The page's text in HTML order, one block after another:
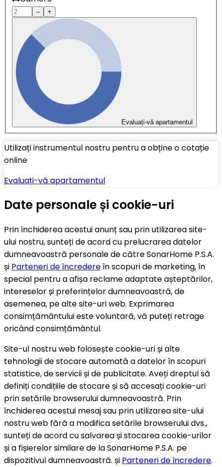
– +
Evaluați-vă apartamentul
Utilizați instrumentul nostru pentru a obține o cotație
online
Evaluați-vă apartamentul
Date personale și cookie-uri
Prin închiderea acestui anunț sau prin utilizarea site-
ului nostru, sunteți de acord cu prelucrarea datelor
dumneavoastră personale de către SonarHome P.S.A.
și Parteneri de încredereîn scopuri de marketing, în
special pentru a afișa reclame adaptate așteptărilor,
intereselor și preferințelor dumneavoastră, de
asemenea, pe alte site-uri web. Exprimarea
consimțământului este voluntară, vă puteți retrage
oricând consimțământul.
Site-ul nostru web folosește cookie-uri și alte
tehnologii de stocare automată a datelor în scopuri
statistice, de servicii și de publicitate. Aveți dreptul să
definiți condițiile de stocare și să accesați cookie-uri
prin setările browserului dumneavoastră. Prin
închiderea acestui mesaj sau prin utilizarea site-ului
nostru web fără a modifica setările browserului dvs.,
sunteți de acord cu salvarea și stocarea cookie-urilor
și a fișierelor similare de la SonarHome P.S.A. pe
dispozitivul dumneavoastră. și Parteneri de încredere.